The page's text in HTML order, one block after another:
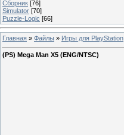
Сборник [76]
Simulator [70]
Puzzle-Logic [66]
Главная » Файлы » Игры для PlayStation
(PS) Mega Man X5 (ENG/NTSC)